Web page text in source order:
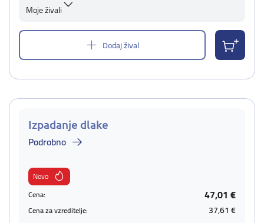
Moje živali
Dodaj žival
Izpadanje dlake
Podrobno
Novo
Cena:
47,01 €
Cena za vzreditelje: 37,61 €